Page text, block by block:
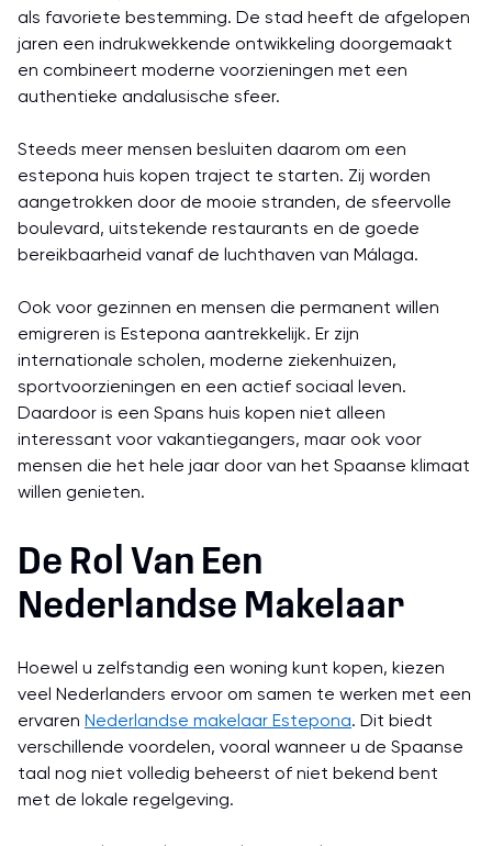
als favoriete bestemming. De stad heeft de afgelopen
jaren een indrukwekkende ontwikkeling doorgemaakt
en combineert moderne voorzieningen met een
authentieke andalusische sfeer.
Steeds meer mensen besluiten daarom om een
estepona huis kopen traject te starten. Zij worden
aangetrokken door de mooie stranden, de sfeervolle
boulevard, uitstekende restaurants en de goede
bereikbaarheid vanaf de luchthaven van Málaga.
Ook voor gezinnen en mensen die permanent willen
emigreren is Estepona aantrekkelijk. Er zijn
internationale scholen, moderne ziekenhuizen,
sportvoorzieningen en een actief sociaal leven.
Daardoor is een Spans huis kopen niet alleen
interessant voor vakantiegangers, maar ook voor
mensen die het hele jaar door van het Spaanse klimaat
willen genieten.
De Rol Van Een
Nederlandse Makelaar
Hoewel u zelfstandig een woning kunt kopen, kiezen
veel Nederlanders ervoor om samen te werken met een
ervaren Nederlandse makelaar Estepona. Dit biedt
verschillende voordelen, vooral wanneer u de Spaanse
taal nog niet volledig beheerst of niet bekend bent
met de lokale regelgeving.